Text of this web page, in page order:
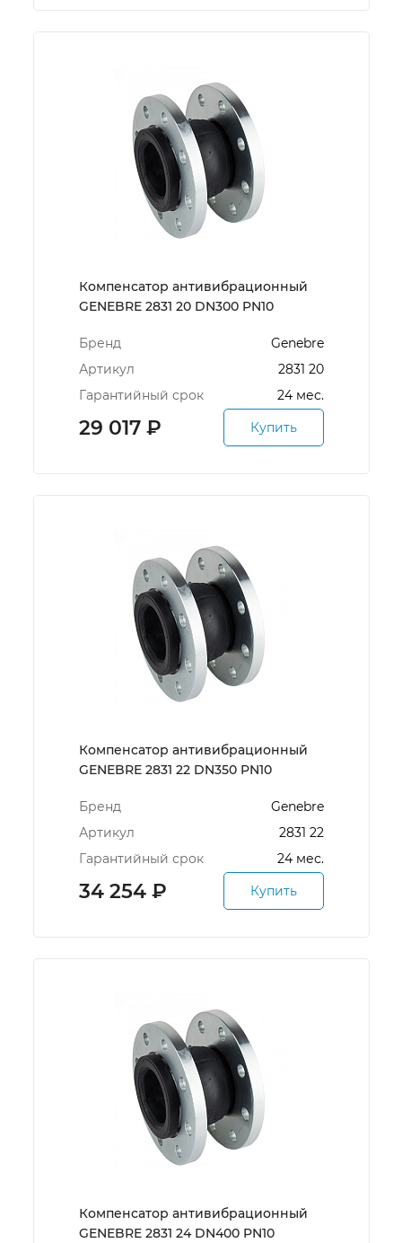
Компенсатор антивибрационный
GENEBRE 2831 20 DN300 PN10
Бренд
Genebre
Артикул
2831 20
Гарантийный срок
24 мес.
29 017₽ Купить
Компенсатор антивибрационный
GENEBRE 2831 22 DN350 PN10
Бренд
Genebre
Артикул
2831 22
Гарантийный срок
24 мес.
34 254₽ Купить
Компенсатор антивибрационный
GENEBRE 2831 24 DN400 PN10